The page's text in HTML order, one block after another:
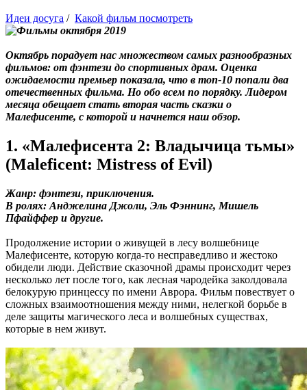
Идеи досуга / Какой фильм посмотреть
Октябрь порадует нас множеством самых разнообразных
фильмов: от фэнтези до спортивных драм. Оценка
ожидаемости премьер показала, что в топ-10 попали два
отечественных фильма. Но обо всем по порядку. Лидером
месяца обещает стать вторая часть сказки о
Малефисенте, с которой и начнется наш обзор.
1. «Малефисента 2: Владычица тьмы»
(Maleficent: Mistress of Evil)
Жанр: фэнтези, приключения.
В ролях: Анджелина Джоли, Эль Фэннинг, Мишель
Пфайффер и другие.
Продолжение истории о живущей в лесу волшебнице
Малефисенте, которую когда-то несправедливо и жестоко
обидели люди. Действие сказочной драмы происходит через
несколько лет после того, как лесная чародейка заколдовала
белокурую принцессу по имени Аврора. Фильм повествует о
сложных взаимоотношения между ними, нелегкой борьбе в
деле защиты магического леса и волшебных существах,
которые в нем живут.